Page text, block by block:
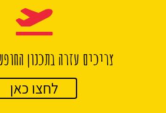
צריכים עזרה בתכנון
לחצו כאן